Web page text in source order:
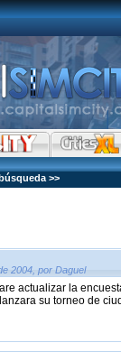
>>
2004, por Daguel
actualizar la
su torneo de